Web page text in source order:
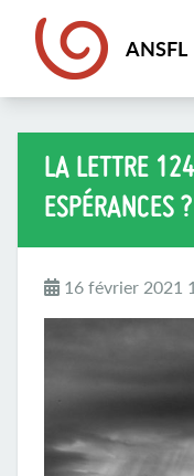
ANSFL
LA LETTRE
ESPÉRANCES ?
16 février 2021